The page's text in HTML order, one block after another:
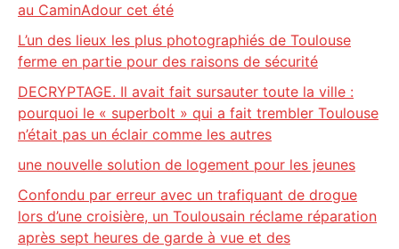
au CaminAdour cet été
L’un des lieux les plus photographiés de Toulouse
ferme en partie pour des raisons de sécurité
DECRYPTAGE. Il avait fait sursauter toute la ville :
pourquoi le « superbolt » qui a fait trembler Toulouse
n’était pas un éclair comme les autres
une nouvelle solution de logement pour les jeunes
Confondu par erreur avec un trafiquant de drogue
lors d’une croisière, un Toulousain réclame réparation
après sept heures de garde à vue et des